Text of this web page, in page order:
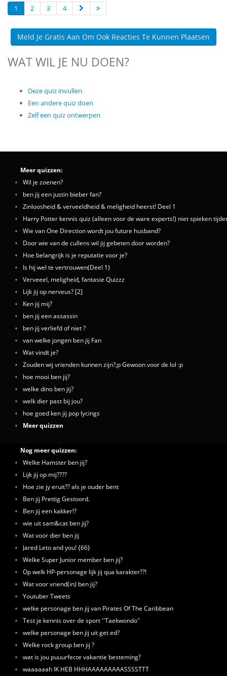
1 2 3 4
Meld Je Gratis Aan Om Ook Reacties Te Kunnen Plaatsen
WAT WIL JE NU DOEN?
Deze quiz invullen
Een andere quiz doen
Zelf een quiz ontwerpen
Meer quizzen:
Wil je zoenen?
ben jij een justin bieber fan?
Zinloosheid & verveeldheid & meligheid heerst! Deel 1
Harry Potter kennis quiz (alleen voor de ware experts!) niet spieken
Wie van One Direction wordt jou future husband?
Door wie van de cullens wil jij gebeten door worden?
Hoe belangrijk is je reputatie voor je?
Is hij wel te vertrouwen(Deel 1)
Verveeel, meligheid, fantasie Quizzz
Lijk jij op nerveus? [2]
Ken jij mij?
ben jij een assassin
ben jij verliefd of niet ?
van welke jongen ben jij Fan
Wat vindt je?
Zouden wij vrienden kunnen zijn?;p Gewoon voor de lol :p
hoe mooi ben jij?
welke dino ben jij?
welk dier past bij jou?
hoe goed ken jij pop lycings
Meer quizzen
Nog meer quizzen:
Welke Hamster ben jij?
Lijk jij op mij????
Hoe zie jy eruit?? als je ouder bent
Ben jij Prettig Gestoord.
Ben jij een kakker!?
wie uit sam&cat ben jij?
Wat voor dier ben jij
Jared Leto and you! {66}
Welke Super Junior member ben jij?
Op welk HP-personage lijk jij qua karakter??!
Wat voor vriend(in) ben jij?
Youtuber Tweets
welke personage ben jij van Pirates Of The Caribbean
Test je kennis over de sport ''Taekwondo''
welke personage ben jij uit get ed?
Welke rock group ben jij ?
wat is jou puuurfecte vakantie besteming?
waaaaaah IK HEB HHHAAAAAAAAASSSSTTT